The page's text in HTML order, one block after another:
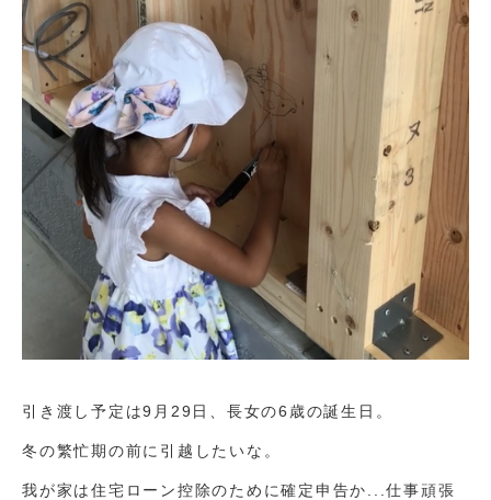
引き渡し予定は9月29日、長女の6歳の誕生日。
冬の繁忙期の前に引越したいな。
我が家は住宅ローン控除のために確定申告か...仕事頑張